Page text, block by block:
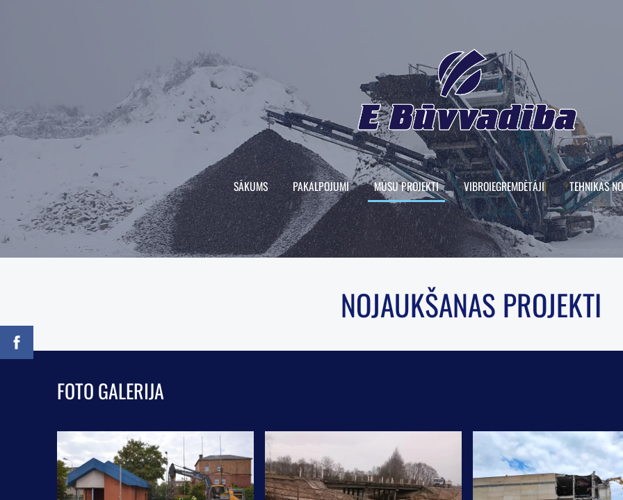
SĀKUMS PAKALPOJUMI MŪSU PROJEKTI VIBROIEGREMDĒTĀJI TEHNIKAS
NOJAUKŠANAS PROJEKTI
FOTO GALERIJA